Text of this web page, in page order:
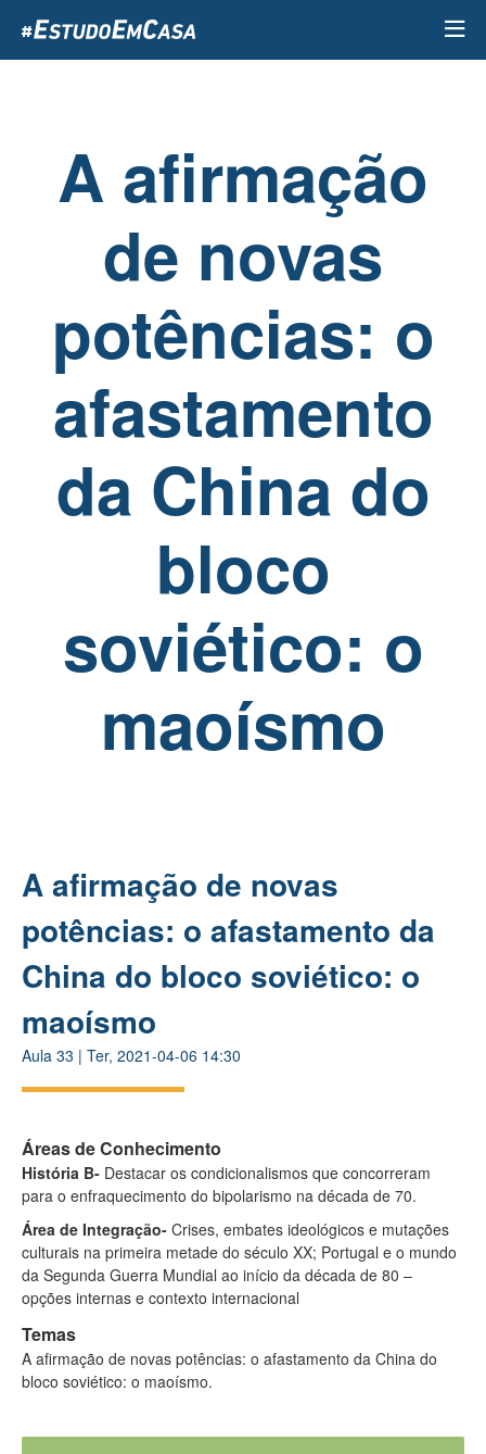
para
o
A afirmação
de novas
potências: o
afastamento
da China do
bloco
soviético: o
maoísmo
A afirmação de novas
potências: o afastamento da
China do bloco soviético: o
maoísmo
Aula 33 | Ter, 2021-04-06 14:30
Áreas de Conhecimento
História B- Destacar os condicionalismos que concorreram
para o enfraquecimento do bipolarismo na década de 70.
Área de Integração- Crises, embates ideológicos e mutações
culturais na primeira metade do século XX; Portugal e o mundo
da Segunda Guerra Mundial ao início da década de 80 –
opções internas e contexto internacional
Temas
A afirmação de novas potências: o afastamento da China do
bloco soviético: o maoísmo.